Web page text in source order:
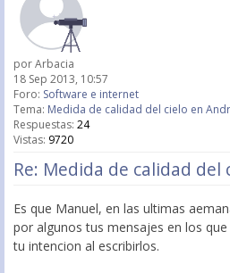
porArbacia
18 Sep 2013, 10:57
Foro: Software e internet
Tema: Medida de calidad del cielo en
Respuestas: 24
Vistas: 9720
Re: Medida de calidad del
Es que Manuel, en las ultimas
por algunos tus mensajes en los
tu intencion al escribirlos.